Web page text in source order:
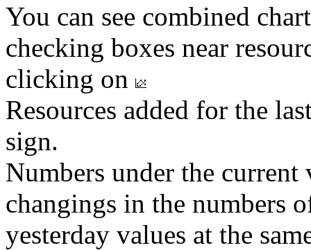
You can see combined
checking boxes near
clicking on
Resources added for the
sign.
Numbers under the
changings in the numbers
yesterday values at the